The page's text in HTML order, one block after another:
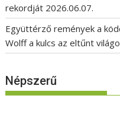
rekordját 2026.06.07.
Együttérző remények a
Wolff a kulcs az eltűnt
Népszerű